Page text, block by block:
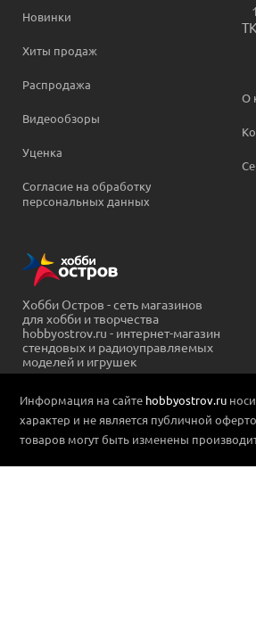
Новинки
Хиты продаж
Распродажа
Видеообзоры
Уценка
Согласие на обработку
персональных данных
О
Хобби Остров - сеть магазинов
для хобби и творчества
hobbyostrov.ru - интернет-магазин
стендовых и радиоуправляемых
моделей и игрушек
Информация на сайте hobbyostrov.ru
характер и не является публичной
товаров могут быть изменены